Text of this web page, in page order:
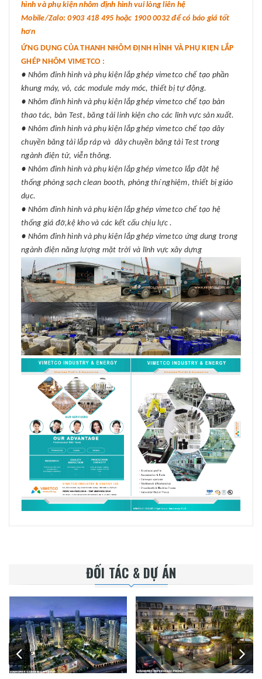
hình và phụ kiện nhôm định hình vui lòng liên hệ
Mobile/Zalo: 0903 418 495 hoặc 1900 0032 để có báo giá tốt
hơn
ỨNG DỤNG CỦA THANH NHÔM ĐỊNH HÌNH VÀ PHỤ KIỆN LẮP
GHÉP NHÔM VIMETCO :
● Nhôm đinh hình và phụ kiện lắp ghép vimetco chế tạo phần
khung máy, vỏ, các module máy móc, thiết bị tự động.
● Nhôm đinh hình và phụ kiện lắp ghép vimetco chế tạo bàn
thao tác, bàn Test, băng tải linh kiện cho các lĩnh vực sản xuất.
● Nhôm đinh hình và phụ kiện lắp ghép vimetco chế tạo dây
chuyền băng tải lắp ráp và dây chuyền băng tải Test trong
ngành điện tử, viễn thông.
● Nhôm đinh hình và phụ kiện lắp ghép vimetco lắp đặt hệ
thống phòng sạch clean booth, phòng thí nghiệm, thiết bị giáo
dục.
● Nhôm đinh hình và phụ kiện lắp ghép vimetco chế tạo hệ
thống giá đỡ,kệ kho và các kết cấu chịu lực .
● Nhôm đinh hình và phụ kiện lắp ghép vimetco ứng dung trong
ngành điện năng lượng mặt trời và lĩnh vực xây dựng
ĐỐI TÁC & DỰ ÁN